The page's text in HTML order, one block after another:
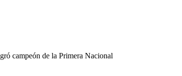
campeón de la Primera Nacional